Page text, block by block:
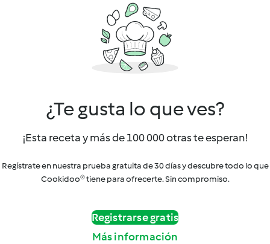
¿Te gusta lo que ves?
¡Esta receta y más de 100 000 otras te esperan!
Regístrate en nuestra prueba gratuita de 30 días y descubre todo lo que
Cookidoo® tiene para ofrecerte. Sin compromiso.
Registrarse gratis
Más información